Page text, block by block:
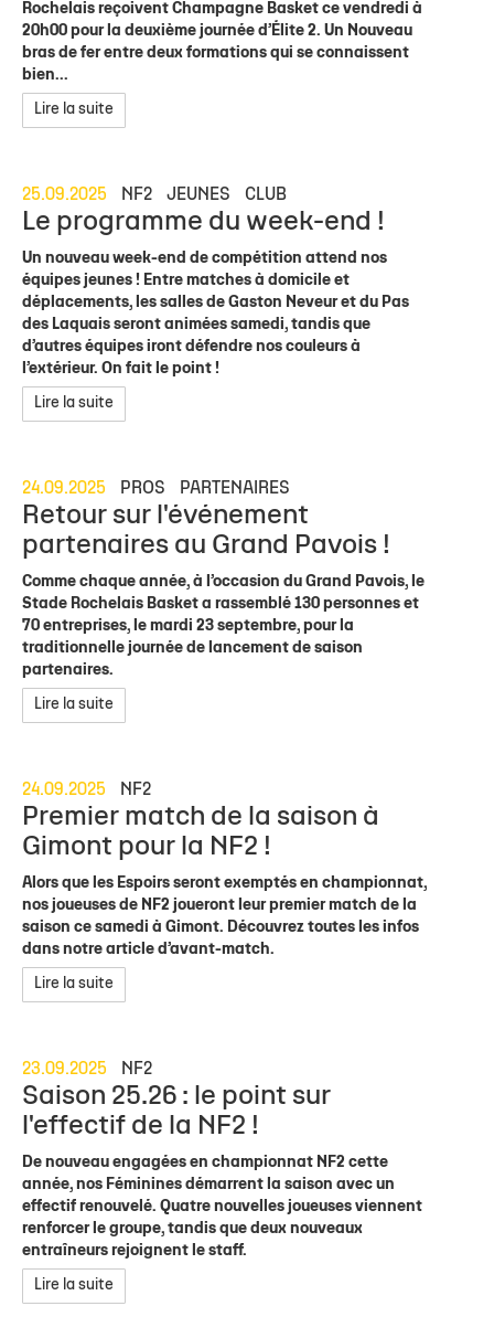
Rochelais reçoivent Champagne Basket ce vendredi à
20h00 pour la deuxième journée d’Élite 2. Un Nouveau
bras de fer entre deux formations qui se connaissent
bien...
Lire la suite
25.09.2025 NF2 JEUNES CLUB
Le programme du week-end !
Un nouveau week-end de compétition attend nos
équipes jeunes ! Entre matches à domicile et
déplacements, les salles de Gaston Neveur et du Pas
des Laquais seront animées samedi, tandis que
d’autres équipes iront défendre nos couleurs à
l’extérieur. On fait le point !
Lire la suite
24.09.2025 PROS PARTENAIRES
Retour sur l'événement
partenaires au Grand Pavois !
Comme chaque année, à l’occasion du Grand Pavois, le
Stade Rochelais Basket a rassemblé 130 personnes et
70 entreprises, le mardi 23 septembre, pour la
traditionnelle journée de lancement de saison
partenaires.
Lire la suite
24.09.2025 NF2
Premier match de la saison à
Gimont pour la NF2 !
Alors que les Espoirs seront exemptés en championnat,
nos joueuses de NF2 joueront leur premier match de la
saison ce samedi à Gimont. Découvrez toutes les infos
dans notre article d’avant-match.
Lire la suite
23.09.2025 NF2
Saison 25.26 : le point sur
l'effectif de la NF2 !
De nouveau engagées en championnat NF2 cette
année, nos Féminines démarrent la saison avec un
effectif renouvelé. Quatre nouvelles joueuses viennent
renforcer le groupe, tandis que deux nouveaux
entraîneurs rejoignent le staff.
Lire la suite